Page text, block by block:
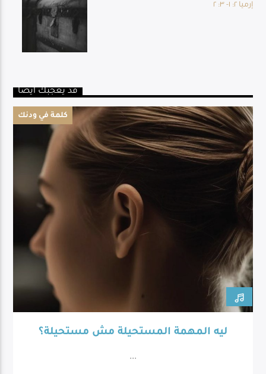
إرميا ٢: ١- ٣: ٢
قد يعجبك أيضا
كلمة في ودنك
ليه المهمة المستحيلة مش مستحيلة؟
...